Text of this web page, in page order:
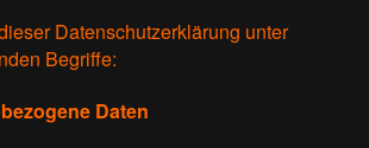
Datenschutzerklärung unter
Begriffe:
Daten